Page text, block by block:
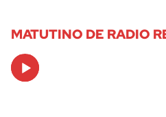
MATUTINO DE RADIO
Audio
Player